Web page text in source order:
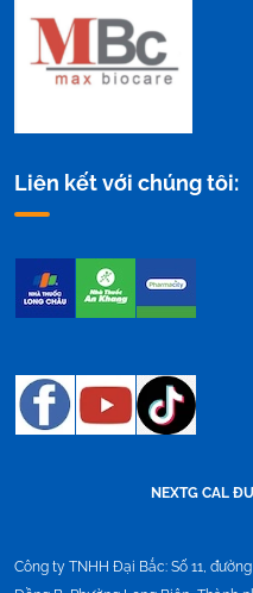
Liên kết với chúng tôi:
NEXTG CAL
Công ty TNHH Đại Bắc: Số 11,